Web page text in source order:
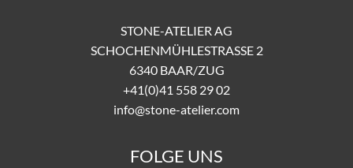
STONE-ATELIER AG
SCHOCHENMÜHLESTRASSE 2
6340 BAAR/ZUG
+41(0)41 558 29 02
info@stone-atelier.com
FOLGE UNS